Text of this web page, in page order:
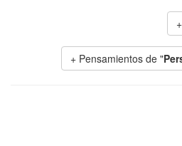
+ Pensamientos de "